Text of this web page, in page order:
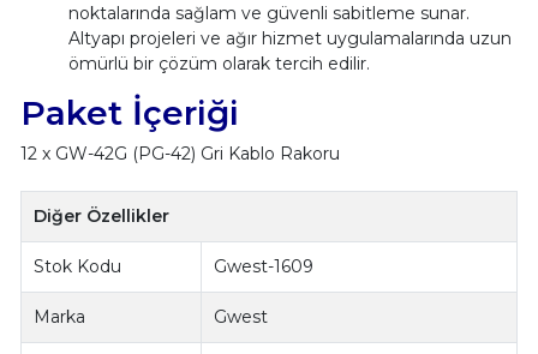
noktalarında sağlam ve güvenli sabitleme sunar.
Altyapı projeleri ve ağır hizmet uygulamalarında uzun
ömürlü bir çözüm olarak tercih edilir.
Paket İçeriği
12 x GW-42G (PG-42) Gri Kablo Rakoru
Diğer Özellikler
Stok Kodu Gwest-1609
Marka Gwest